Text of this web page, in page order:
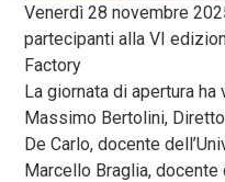
Venerdì 28 novembre
partecipanti alla VI
Factory
La giornata di apertura
Massimo Bertolini,
De Carlo, docente
Marcello Braglia, docente